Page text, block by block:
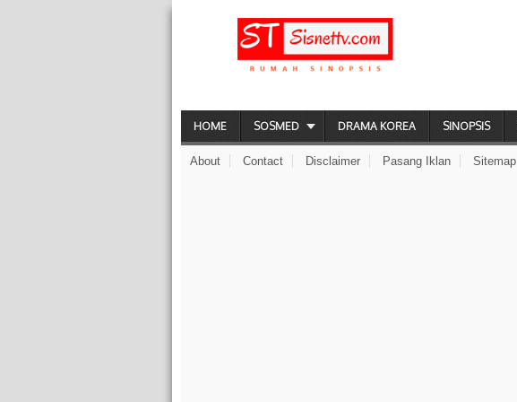
HOME SOSMED DRAMA KOREA SINOPSIS
About Contact Disclaimer Pasang Iklan Sitemap